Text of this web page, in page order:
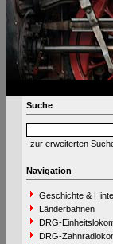
Suche
zur erweiterten
Navigation
Geschichte &
Länderbahnen
DRG-
DRG-